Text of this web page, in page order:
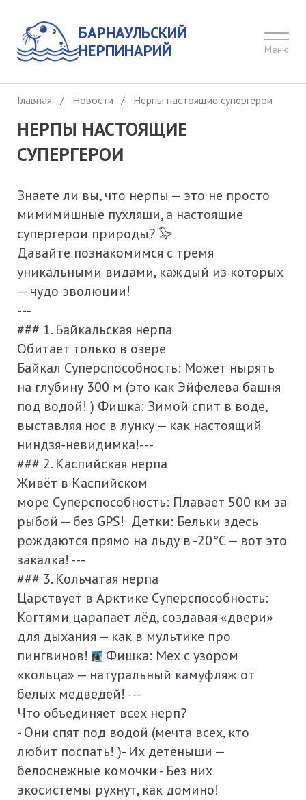
БАРНАУЛЬСКИЙ
НЕРПИНАРИЙ
Меню
Главная / Новости / Нерпы настоящие супергерои
НЕРПЫ НАСТОЯЩИЕ
СУПЕРГЕРОИ
Знаете ли вы, что нерпы — это не просто
мимимишные пухляши, а настоящие
супергерои природы? 🦭
Давайте познакомимся с тремя
уникальными видами, каждый из которых
— чудо эволюции!
---
### 1. Байкальская нерпа
Обитает только в озере
Байкал Суперспособность: Может нырять
на глубину 300 м (это как Эйфелева башня
под водой! ) Фишка: Зимой спит в воде,
выставляя нос в лунку — как настоящий
ниндзя-невидимка!---
### 2. Каспийская нерпа
Живёт в Каспийском
море Суперспособность: Плавает 500 км за
рыбой — без GPS! Детки: Бельки здесь
рождаются прямо на льду в -20°C — вот это
закалка! ---
### 3. Кольчатая нерпа
Царствует в Арктике Суперспособность:
Когтями царапает лёд, создавая «двери»
для дыхания — как в мультике про
пингвинов!
Фишка: Мех с узором
«кольца» — натуральный камуфляж от
белых медведей! ‍---
Что объединяет всех нерп?
- Они спят под водой (мечта всех, кто
любит поспать! )- Их детёныши —
белоснежные комочки - Без них
экосистемы рухнут, как домино!